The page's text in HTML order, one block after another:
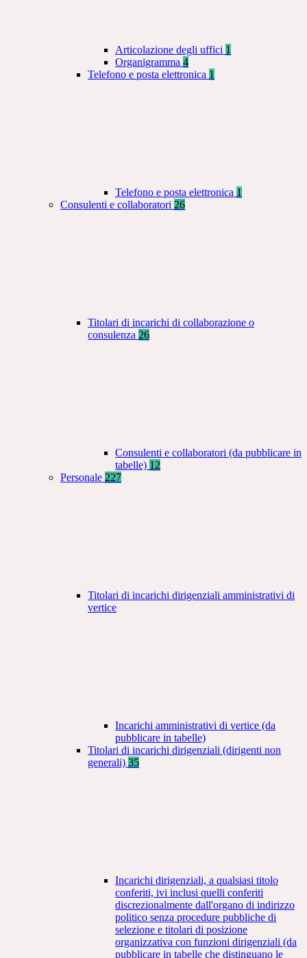
Articolazione degli uffici 1
Organigramma 4
Telefono e posta elettronica 1
Telefono e posta elettronica 1
Consulenti e collaboratori 26
Titolari di incarichi di collaborazione o
consulenza 26
Consulenti e collaboratori (da pubblicare in
tabelle) 12
Personale 227
Titolari di incarichi dirigenziali amministrativi di
vertice
Incarichi amministrativi di vertice (da
pubblicare in tabelle)
Titolari di incarichi dirigenziali (dirigenti non
generali) 35
Incarichi dirigenziali, a qualsiasi titolo
conferiti, ivi inclusi quelli conferiti
discrezionalmente dall'organo di indirizzo
politico senza procedure pubbliche di
selezione e titolari di posizione
organizzativa con funzioni dirigenziali (da
pubblicare in tabelle che distinguano le